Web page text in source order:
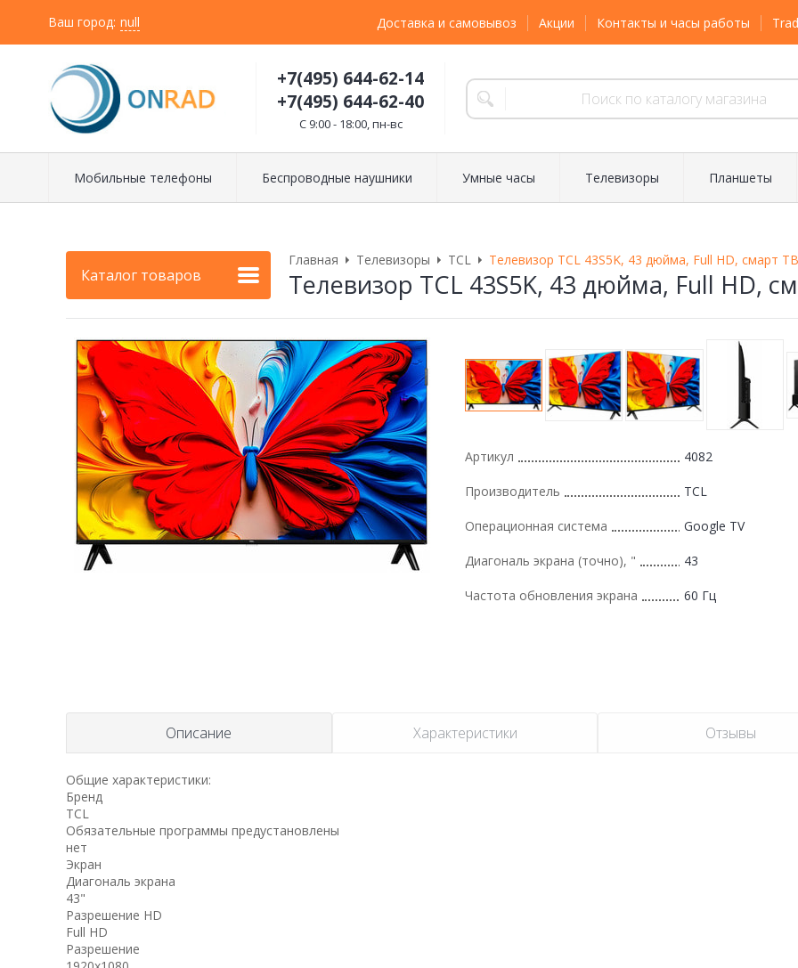
Ваш город: null Доставка и самовывоз Акции Контакты и часы работы
+7(495) 644-62-14
+7(495) 644-62-40
C 9:00 - 18:00, пн-вс
Мобильные телефоны Беспроводные наушники Умные часы Телевизоры Планшеты
Каталог товаров
Главная Телевизоры TCL Телевизор TCL 43S5K, 43 дюйма, Full HD, смарт
Телевизор TCL 43S5K, 43 дюйма, Full HD,
Артикул 4082
Производитель TCL
Операционная система Google TV
Диагональ экрана (точно), " 43
Частота обновления экрана 60 Гц
Описание Характеристики Отзывы
Общие характеристики:
Бренд
TCL
Обязательные программы предустановлены
нет
Экран
Диагональ экрана
43"
Разрешение HD
Full HD
Разрешение